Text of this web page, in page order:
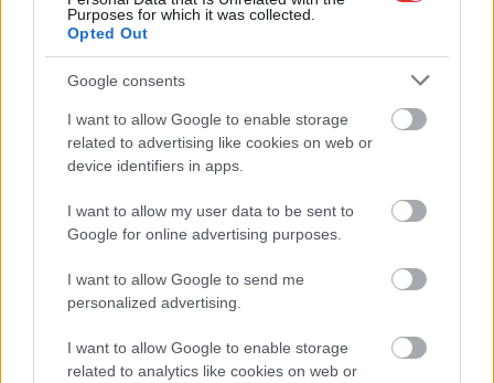
Purposes for which it was collected.
Opted Out
Google consents
I want to allow Google to enable storage
related to advertising like cookies on web or
device identifiers in apps.
I want to allow my user data to be sent to
Google for online advertising purposes.
I want to allow Google to send me
personalized advertising.
I want to allow Google to enable storage
related to analytics like cookies on web or
változásokról döntött a közoktatásban – például az
iskolaigazgatók visszakapják munkáltatói jogaikat
A Fidesz által felépített torz rendszerben ugyanis egyáltalán
esetleg...
Magyarország